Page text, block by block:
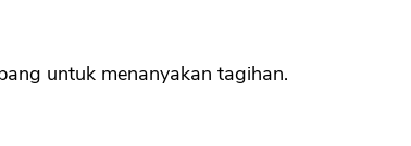
untuk menanyakan tagihan.